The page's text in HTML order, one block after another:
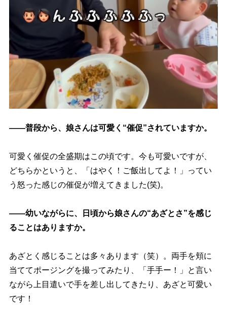
――普段から、娘さんは可愛く“催促”されていますか。
可愛く催促の全盛期はこの頃です。今も可愛いですが、
どちらかというと、「はやく！ご飯出してよ！」ってい
う怒った感じの催促が増えてきました(笑)。
――幼いながらに、日頃から娘さんの“あざとさ”を感じ
ることはありますか。
あざとく感じることは多々あります（笑）。両手を頬に
当ててポージングを撮ってみたり、「手手ー！」と言い
ながら上目遣いで手を差し出してきたり、あざと可愛い
です！